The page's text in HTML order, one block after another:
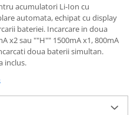
acumulatori Li-Ion cu
automata, echipat cu display
bateriei. Incarcare in doua
x2 sau ""H"" 1500mA x1, 800mA
doua baterii simultan.
inclus.